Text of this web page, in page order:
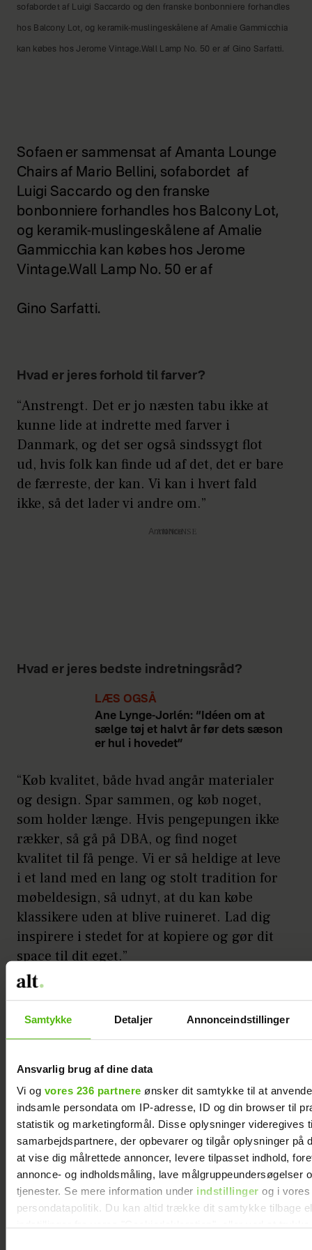
Samtykke Detaljer Annonceindstillinger
Ansvarlig brug af dine data
Vi og vores 236 partnere ønsker dit samtykke til at
indsamle persondata om IP-adresse, ID og din browser til
statistik og marketingformål. Disse oplysninger videregives
samarbejdspartnere, der opbevarer og tilgår oplysninger på
at vise dig målrettede annoncer, levere tilpasset indhold,
annonce- og indholdsmåling, lave målgruppeundersøgelser
tjenester. Se mere information under indstillinger og i vores
persondatapolitik. Du kan altid trække dit samtykke tilbage
sofabordet af Luigi Saccardo og den franske bonbonniere forhandles
hos Balcony Lot, og keramik-muslingeskålene af Amalie Gammicchia
kan købes hos Jerome Vintage.Wall Lamp No. 50 er af Gino Sarfatti.
Sofaen er sammensat af Amanta Lounge
Chairs af Mario Bellini, sofabordet af
Luigi Saccardo og den franske
bonbonniere forhandles hos Balcony Lot,
og keramik-muslingeskålene af Amalie
Gammicchia kan købes hos Jerome
Vintage.Wall Lamp No. 50 er af
Gino Sarfatti.
Hvad er jeres forhold til farver?
“Anstrengt. Det er jo næsten tabu ikke at
kunne lide at indrette med farver i
Danmark, og det ser også sindssygt flot
ud, hvis folk kan finde ud af det, det er bare
de færreste, der kan. Vi kan i hvert fald
ikke, så det lader vi andre om.”
Annonce
Hvad er jeres bedste indretningsråd?
LÆS OGSÅ
Ane Lynge-Jorlén: “Idéen om at
sælge tøj et halvt år før dets sæson
er hul i hovedet”
“Køb kvalitet, både hvad angår materialer
og design. Spar sammen, og køb noget,
som holder længe. Hvis pengepungen ikke
rækker, så gå på DBA, og find noget
kvalitet til få penge. Vi er så heldige at leve
i et land med en lang og stolt tradition for
møbeldesign, så udnyt, at du kan købe
klassikere uden at blive ruineret. Lad dig
inspirere i stedet for at kopiere og gør dit
space til dit eget.”
Hvad skal der være i alle butikker?
“God stil, god musik og god stemning.”
butik?